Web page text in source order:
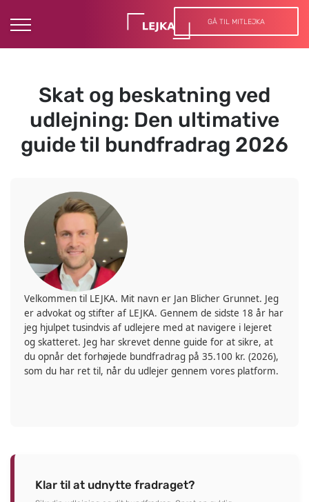
GÅ TIL MITLEJKA
Skat og beskatning ved
udlejning: Den ultimative
guide til bundfradrag 2026
Velkommen til LEJKA. Mit navn er Jan Blicher Grunnet. Jeg
er advokat og stifter af LEJKA. Gennem de sidste 18 år har
jeg hjulpet tusindvis af udlejere med at navigere i lejeret
og skatteret. Jeg har skrevet denne guide for at sikre, at
du opnår det forhøjede bundfradrag på 35.100 kr. (2026),
som du har ret til, når du udlejer gennem vores platform.
Klar til at udnytte fradraget?